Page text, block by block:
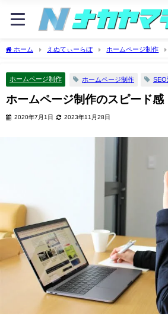
ホーム えぬてぃーらぼ ホームページ制作
ホームページ制作 ホームページ制作
ホームページ制作のスピード感
2020年7月1日 2023年11月28日